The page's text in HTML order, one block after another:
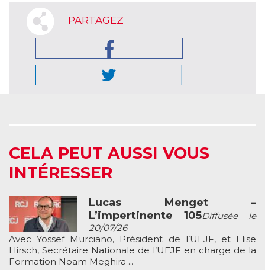
PARTAGEZ
CELA PEUT AUSSI VOUS
INTÉRESSER
Lucas Menget –
L’impertinente 105Diffusée le
20/07/26
Avec Yossef Murciano, Président de l’UEJF, et Elise
Hirsch, Secrétaire Nationale de l’UEJF en charge de la
Formation Noam Meghira ...